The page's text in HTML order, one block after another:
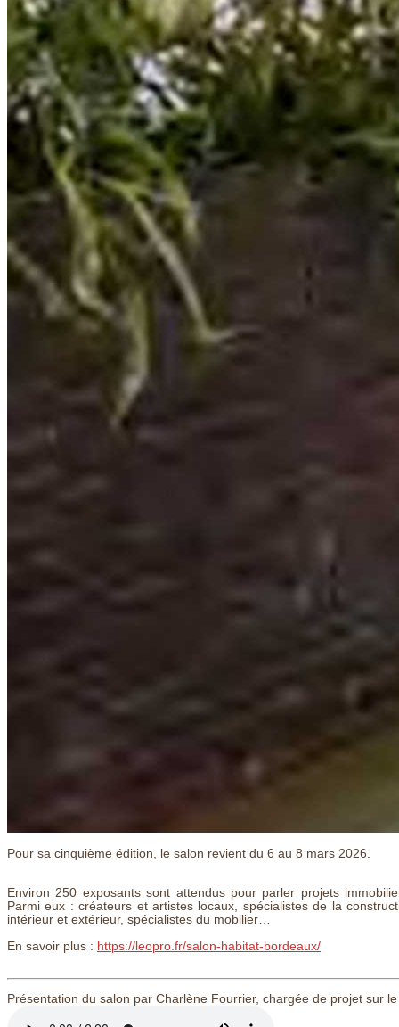
Pour sa cinquième édition, le salon revient du 6 au 8 mars 2026.
Environ 250 exposants sont attendus pour parler projets
Parmi eux : créateurs et artistes locaux, spécialistes de la
intérieur et extérieur, spécialistes du mobilier…
En savoir plus : https://leopro.fr/salon-habitat-bordeaux/
Présentation du salon par Charlène Fourrier, chargée de projet sur